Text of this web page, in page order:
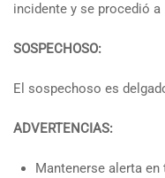
incidente y se procedió
SOSPECHOSO:
El sospechoso es
ADVERTENCIAS:
Mantenerse alerta